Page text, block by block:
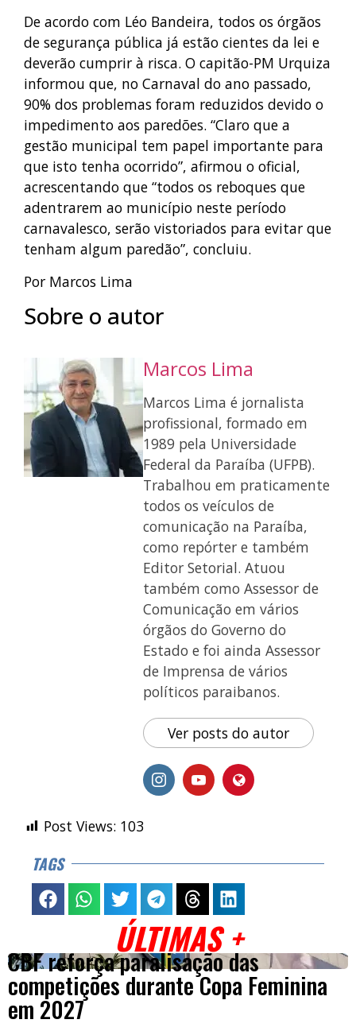
De acordo com Léo Bandeira, todos os órgãos
de segurança pública já estão cientes da lei e
deverão cumprir à risca. O capitão-PM Urquiza
informou que, no Carnaval do ano passado,
90% dos problemas foram reduzidos devido o
impedimento aos paredões. “Claro que a
gestão municipal tem papel importante para
que isto tenha ocorrido”, afirmou o oficial,
acrescentando que “todos os reboques que
adentrarem ao município neste período
carnavalesco, serão vistoriados para evitar que
tenham algum paredão”, concluiu.
Por Marcos Lima
Sobre o autor
Marcos Lima
Marcos Lima é jornalista
profissional, formado em
1989 pela Universidade
Federal da Paraíba (UFPB).
Trabalhou em praticamente
todos os veículos de
comunicação na Paraíba,
como repórter e também
Editor Setorial. Atuou
também como Assessor de
Comunicação em vários
órgãos do Governo do
Estado e foi ainda Assessor
de Imprensa de vários
políticos paraibanos.
Ver posts do autor
Post Views: 103
TAGS
ÚLTIMAS +
CBF reforça paralisação das
competições durante Copa Feminina
em 2027